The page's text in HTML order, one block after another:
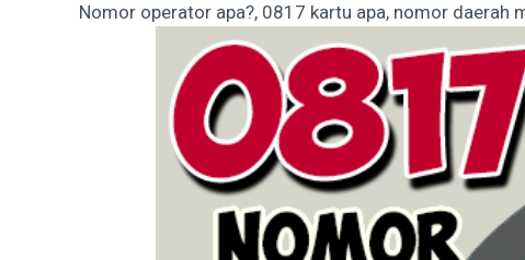
Nomor operator apa?, 0817 kartu apa, nomor daerah